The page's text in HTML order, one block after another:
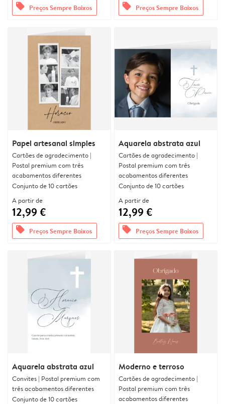
offers Preços Sempre Baixos offers Preços Sempre Baixos
Papel artesanal simples
Cartões de agradecimento |
Postal premium com três
acabamentos diferentes
Conjunto de 10 cartões
A partir de
12,99 €
offers Preços Sempre Baixos
Aquarela abstrata azul
Cartões de agradecimento |
Postal premium com três
acabamentos diferentes
Conjunto de 10 cartões
A partir de
12,99 €
offers Preços Sempre Baixos
Aquarela abstrata azul
Convites | Postal premium com
três acabamentos diferentes
Conjunto de 10 cartões
Moderno e terroso
Cartões de agradecimento |
Postal premium com três
acabamentos diferentes